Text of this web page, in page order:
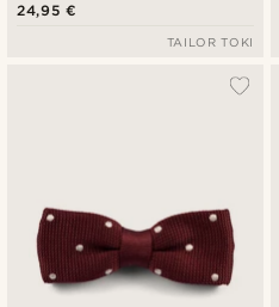
24,95 €
TAILOR TOKI